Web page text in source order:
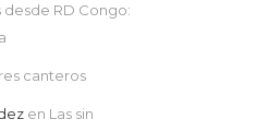
desde RD Congo:
canteros
en Las sin